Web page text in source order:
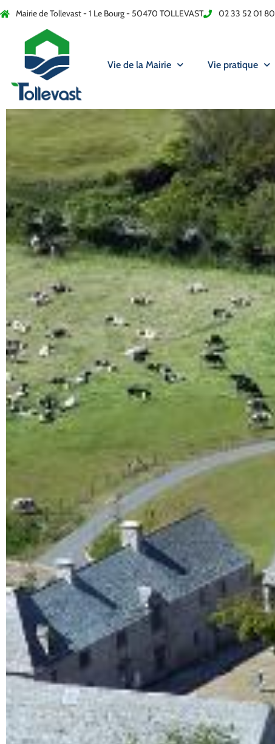
Mairie de Tollevast - 1 Le Bourg - 50470 TOLLEVAST 02 33 52 01 80
Vie de la Mairie Vie pratique